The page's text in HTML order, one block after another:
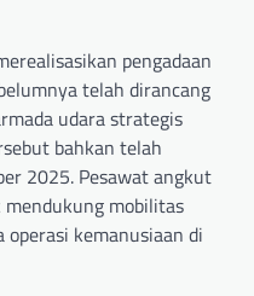
pengadaan
telah dirancang
udara strategis
bahkan telah
2025. Pesawat angkut
mobilitas
kemanusiaan di